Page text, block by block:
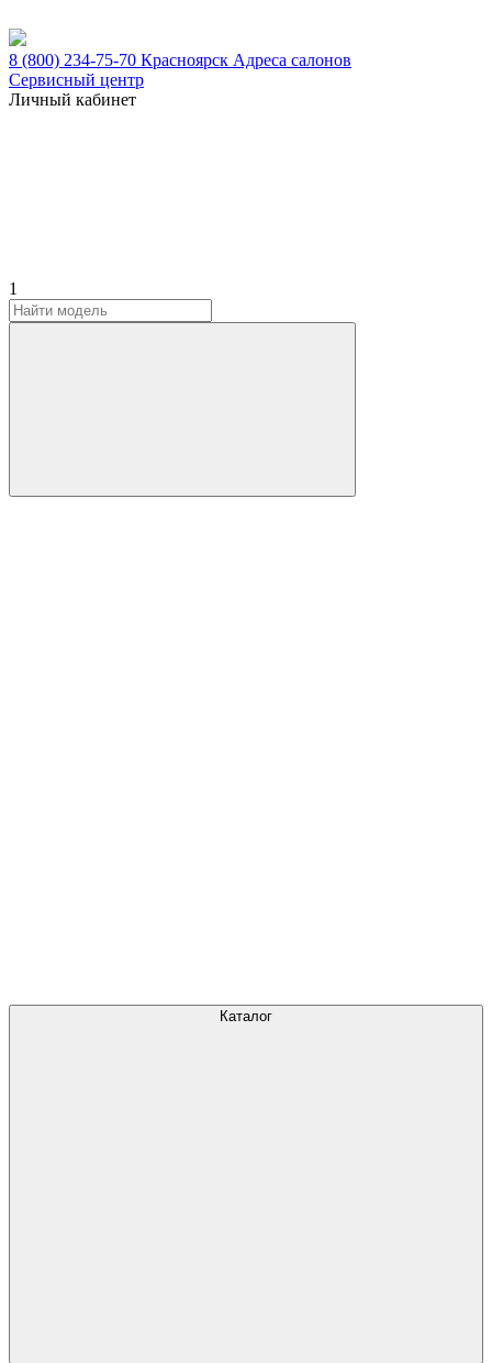
8 (800) 234-75-70 Красноярск Адреса салонов
Сервисный центр
Личный кабинет
1
Каталог